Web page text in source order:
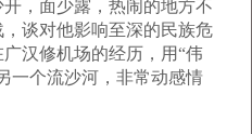
，面少露，热闹的地方不
谈对他影响至深的民族危
汉修机场的经历，用“伟
一个流沙河，非常动感情